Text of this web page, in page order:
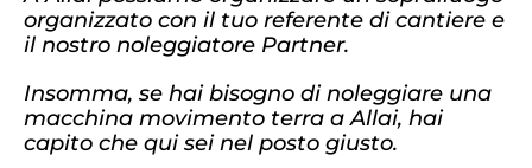
organizzato con il tuo referente di cantiere e
il nostro noleggiatore Partner.
Insomma, se hai bisogno di noleggiare una
macchina movimento terra a Allai, hai
capito che qui sei nel posto giusto.